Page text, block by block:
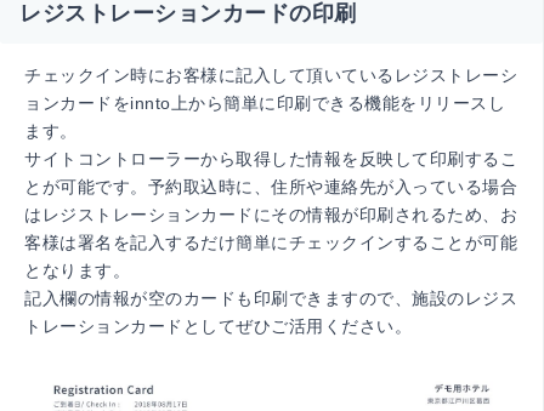
レジストレーションカードの印刷
チェックイン時にお客様に記入して頂いているレジストレーシ
ョンカードをinnto上から簡単に印刷できる機能をリリースし
ます。
サイトコントローラーから取得した情報を反映して印刷するこ
とが可能です。予約取込時に、住所や連絡先が入っている場合
はレジストレーションカードにその情報が印刷されるため、お
客様は署名を記入するだけ簡単にチェックインすることが可能
となります。
記入欄の情報が空のカードも印刷できますので、施設のレジス
トレーションカードとしてぜひご活用ください。